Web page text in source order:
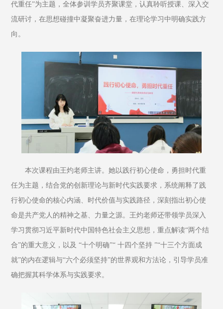
代重任”为主题，全体参训学员齐聚课堂，认真聆听授课、深入交
流研讨，在思想碰撞中凝聚奋进力量，在理论学习中明确实践方
向。
本次课程由王灼老师主讲。她以践行初心使命，勇担时代重
任为主题，结合党的创新理论与新时代实践要求，系统阐释了践
行初心使命的核心内涵、时代价值与实践路径，深刻指出初心使
命是共产党人的精神之基、力量之源。王灼老师还带领学员深入
学习贯彻习近平新时代中国特色社会主义思想，重点解读“两个结
合”的重大意义，以及 “十个明确”“ 十四个坚持 ”“十三个方面成
就”的内在逻辑与“六个必须坚持”的世界观和方法论，引导学员准
确把握其科学体系与实践要求。